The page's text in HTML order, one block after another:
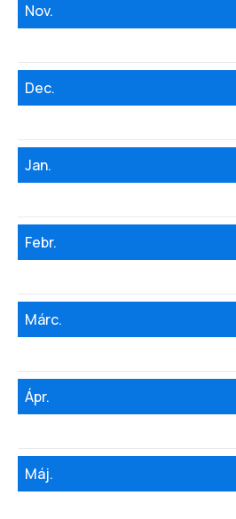
Nov.
Dec.
Jan.
Febr.
Márc.
Ápr.
Máj.